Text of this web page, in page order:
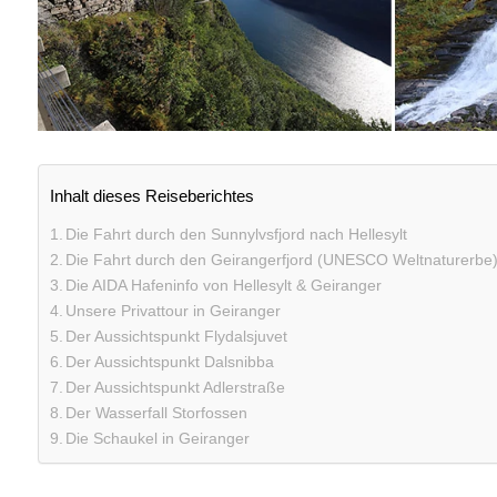
Inhalt dieses Reiseberichtes
Die Fahrt durch den Sunnylvsfjord nach Hellesylt
Die Fahrt durch den Geirangerfjord (UNESCO
Die AIDA Hafeninfo von Hellesylt & Geiranger
Unsere Privattour in Geiranger
Der Aussichtspunkt Flydalsjuvet
Der Aussichtspunkt Dalsnibba
Der Aussichtspunkt Adlerstraße
Der Wasserfall Storfossen
Die Schaukel in Geiranger